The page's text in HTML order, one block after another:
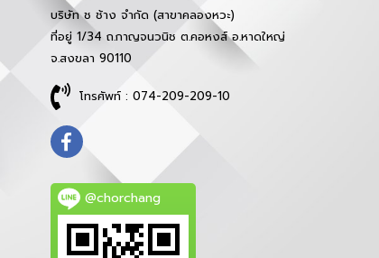
บริษัท ช ช้าง จำกัด (สาขาคลองหวะ)
ที่อยู่ 1/34 ถ.กาญจนวนิช ต.คอหงส์ อ.หาดใหญ่
จ.สงขลา 90110
โทรศัพท์ : 074-209-209-10
@chorchang